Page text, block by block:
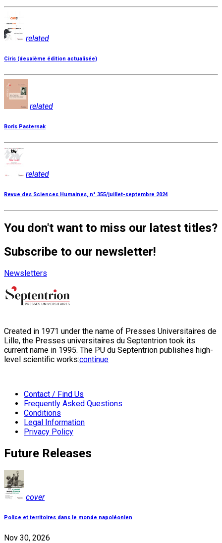
related
Ciris (deuxième édition actualisée)
related
Boris Pasternak
related
Revue des Sciences Humaines, n° 355/juillet-septembre 2024
You don't want to miss our latest titles?
Subscribe to our newsletter!
Newsletters
Created in 1971 under the name of Presses Universitaires de
Lille, the Presses universitaires du Septentrion took its
current name in 1995. The PU du Septentrion publishes high-
level scientific works:continue
Contact / Find Us
Frequently Asked Questions
Conditions
Legal Information
Privacy Policy
Future Releases
cover
Police et territoires dans le monde napoléonien
Nov 30, 2026